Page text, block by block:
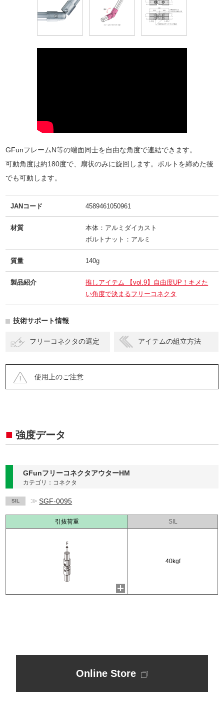
GFunフレームN等の端面同士を自由な角度で連結できます。
可動角度は約180度で、扇状のみに旋回します。ボルトを締めた後
でも可動します。
JANコード 4589461050961
材質
本体：アルミダイカスト
ボルトナット：アルミ
質量 140g
製品紹介
推しアイテム 【vol.9】自由度UP！キメた
い角度で決まるフリーコネクタ
技術サポート情報
フリーコネクタの選定 アイテムの組立方法
使用上のご注意
強度データ
GFunフリーコネクタアウターHM
カテゴリ：コネクタ
SIL ≫ SGF-0095
引抜荷重 SIL
40kgf
Online Store